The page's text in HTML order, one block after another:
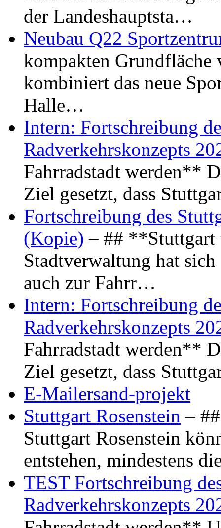
der Landeshauptsta…
Neubau Q22
kompakten Grundfläche
kombiniert das neue
Halle…
Intern: Fortschreibung
Radverkehrskonzepts
Fahrradstadt werden**
Ziel gesetzt, dass
Fortschreibung des
(Kopie) – ## **Stuttgart
Stadtverwaltung hat
auch zur Fahrr…
Intern: Fortschreibung
Radverkehrskonzepts
Fahrradstadt werden**
Ziel gesetzt, dass
E-Mailersand-projekt
Stuttgart Rosenstein –
Stuttgart Rosenstein
entstehen, mindestens
TEST Fortschreibung
Radverkehrskonzepts